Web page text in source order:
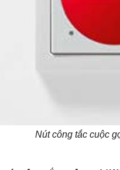
Nút công tắc cuộc